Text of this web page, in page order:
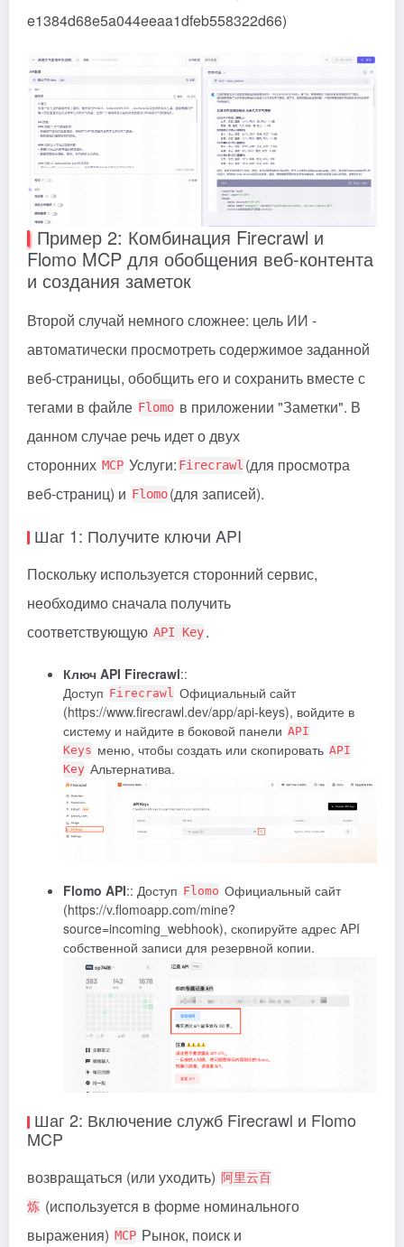
e1384d68e5a044eeaa1dfeb558322d66)
Пример 2: Комбинация Firecrawl и
Flomo MCP для обобщения веб-контента
и создания заметок
Второй случай немного сложнее: цель ИИ -
автоматически просмотреть содержимое заданной
веб-страницы, обобщить его и сохранить вместе с
тегами в файле Flomo в приложении "Заметки". В
данном случае речь идет о двух
сторонних MCP Услуги: Firecrawl (для просмотра
веб-страниц) и Flomo(для записей).
Шаг 1: Получите ключи API
Поскольку используется сторонний сервис,
необходимо сначала получить
соответствующую API Key.
Ключ API Firecrawl::
Доступ Firecrawl Официальный сайт
(https://www.firecrawl.dev/app/api-keys), войдите в
систему и найдите в боковой панели API
Keys меню, чтобы создать или скопировать API
Key Альтернатива.
Flomo API:: Доступ Flomo Официальный сайт
(https://v.flomoapp.com/mine?
source=incoming_webhook), скопируйте адрес API
собственной записи для резервной копии.
Шаг 2: Включение служб Firecrawl и Flomo
MCP
возвращаться (или уходить) 阿里云百
炼 (используется в форме номинального
выражения) MCP Рынок, поиск и